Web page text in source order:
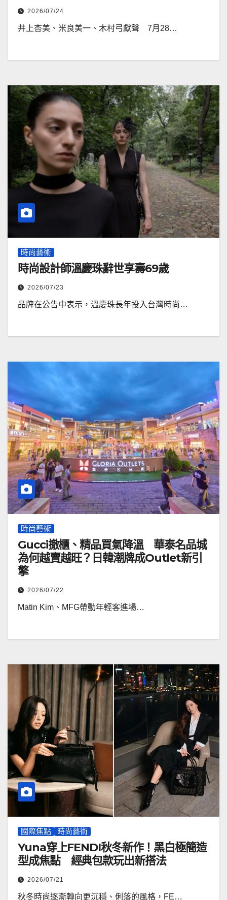
2026/07/24
井上杏美、米良美一、木村弓獻聲 7月28…
時尚藝術
時尚設計師溫慶珠辭世享壽69歲
2026/07/23
品牌在公告中表示，溫慶珠長年投入台灣時尚…
時尚藝術
Gucci撤櫃、精品買氣降溫 華泰名品城
為何越賣越旺？日韓潮牌成Outlet新引
擎
2026/07/22
Matin Kim、MFG帶動年輕客進場…
國際焦點 時尚藝術
Yuna穿上FENDI秋冬新作！黑白極簡造
型成焦點 經典包款玩出新搭法
2026/07/21
秋冬時尚逐漸轉向更沉穩、俐落的風格，FE…